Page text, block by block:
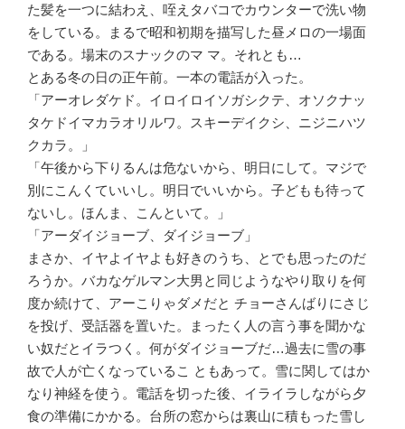
た髪を一つに結わえ、咥えタバコでカウンターで洗い物
をしている。まるで昭和初期を描写した昼メロの一場面
である。場末のスナックのマ マ。それとも…
とある冬の日の正午前。一本の電話が入った。
「アーオレダケド。イロイロイソガシクテ、オソクナッ
タケドイマカラオリルワ。スキーデイクシ、ニジニハツ
クカラ。」
「午後から下りるんは危ないから、明日にして。マジで
別にこんくていいし。明日でいいから。子どもも待って
ないし。ほんま、こんといて。」
「アーダイジョーブ、ダイジョーブ」
まさか、イヤよイヤよも好きのうち、とでも思ったのだ
ろうか。バカなゲルマン大男と同じようなやり取りを何
度か続けて、アーこりゃダメだと チョーさんばりにさじ
を投げ、受話器を置いた。まったく人の言う事を聞かな
い奴だとイラつく。何がダイジョーブだ…過去に雪の事
故で人が亡くなっているこ ともあって。雪に関してはか
なり神経を使う。電話を切った後、イライラしながら夕
食の準備にかかる。台所の窓からは裏山に積もった雪し